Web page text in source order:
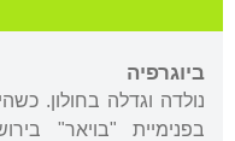
ביוגרפיה
נולדה וגדלה בחולון.
בפנימיית "בויאר"